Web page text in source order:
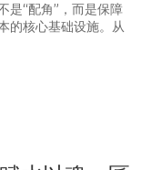
是“配角”，而是保障
的核心基础设施。从